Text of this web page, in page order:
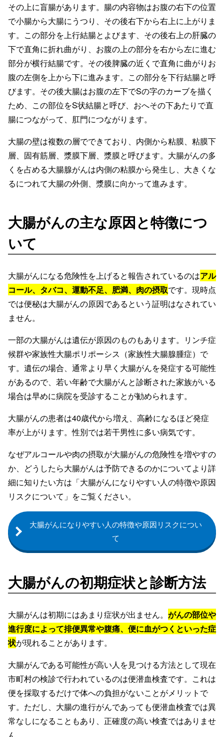
その上に盲腸があります。腸の内容物はお腹の右下の位置
で小腸から大腸にうつり、その後右下から右上に上がりま
す。この部分を上行結腸とよびます、その後右上の肝臓の
下で直角に折れ曲がり、お腹の上の部分を右から左に進む
部分が横行結腸です。その後脾臓の近くで直角に曲がりお
腹の左側を上から下に進みます。この部分を下行結腸と呼
びます。その後大腸はお腹の左下でSの字のカーブを描く
ため、この部位をS状結腸と呼び、おへその下あたりで直
腸につながって、肛門につながります。
大腸の壁は複数の層でできており、内側から粘膜、粘膜下
層、固有筋層、漿膜下層、漿膜と呼びます。大腸がんの多
くを占める大腸腺がんは内側の粘膜から発生し、大きくな
るにつれて大腸の外側、漿膜に向かって進みます。
大腸がんの主な原因と特徴につ
いて
大腸がんになる危険性を上げると報告されているのはアル
コール、タバコ、運動不足、肥満、肉の摂取です。現時点
では便秘は大腸がんの原因であるという証明はなされてい
ません。
一部の大腸がんは遺伝が原因のものもあります。リンチ症
候群や家族性大腸ポリポーシス（家族性大腸腺腫症）で
す。遺伝の場合、通常より早く大腸がんを発症する可能性
があるので、若い年齢で大腸がんと診断された家族がいる
場合は早めに病院を受診することが勧められます。
大腸がんの患者は40歳代から増え、高齢になるほど発症
率が上がります。性別では若干男性に多い病気です。
なぜアルコールや肉の摂取が大腸がんの危険性を増やすの
か、どうしたら大腸がんは予防できるのかについてより詳
細に知りたい方は「大腸がんになりやすい人の特徴や原因
リスクについて」をご覧ください。
大腸がんになりやすい人の特徴や原因リスクについ
て
大腸がんの初期症状と診断方法
大腸がんは初期にはあまり症状が出ません。 がんの部位や
進行度によって排便異常や腹痛、便に血がつくといった症
状が現れることがあります。
大腸がんである可能性が高い人を見つける方法として現在
市町村の検診で行われているのは便潜血検査です。これは
便を採取するだけで体への負担がないことがメリットで
す。ただし、大腸の進行がんであっても便潜血検査では異
常なしになることもあり、正確度の高い検査ではありませ
ん。